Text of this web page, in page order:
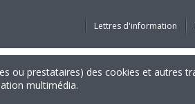
Lettres d'information
ou prestataires) des cookies et autres
multimédia.